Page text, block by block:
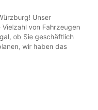
Unser
von Fahrzeugen
ob Sie geschäftlich
wir haben das